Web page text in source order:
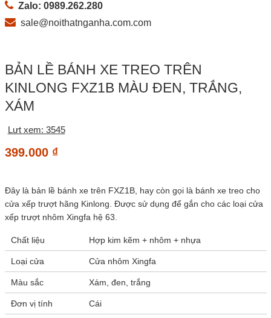
Zalo: 0989.262.280
sale@noithatnganha.com.com
BẢN LỀ BÁNH XE TREO TRÊN
KINLONG FXZ1B MÀU ĐEN, TRẮNG,
XÁM
Lưt xem: 3545
399.000 ₫
Đây là bản lề bánh xe trên FXZ1B, hay còn gọi là bánh xe treo cho
cửa xếp trượt hãng Kinlong. Được sử dụng để gắn cho các loại cửa
xếp trượt nhôm Xingfa hệ 63.
Chất liệu Hợp kim kẽm + nhôm + nhựa
Loại cửa Cửa nhôm Xingfa
Màu sắc Xám, đen, trắng
Đơn vị tính Cái